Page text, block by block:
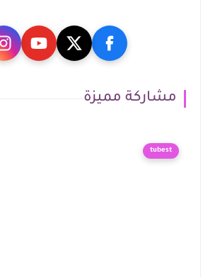
مشاركة مميزة
tubest